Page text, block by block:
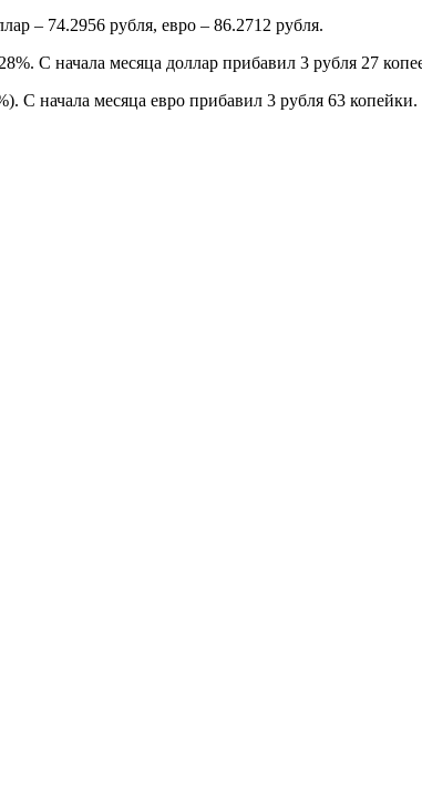
– 74.2956 рубля, евро – 86.2712 рубля.
С начала месяца доллар прибавил 3 рубля 27
С начала месяца евро прибавил 3 рубля 63 копейки.